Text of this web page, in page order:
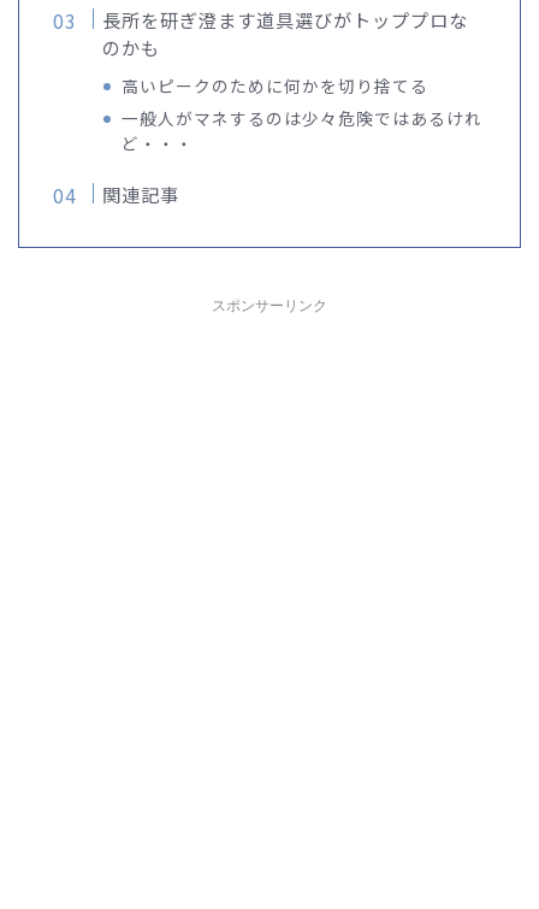
長所を研ぎ澄ます道具選びがトッププロな
のかも
高いピークのために何かを切り捨てる
一般人がマネするのは少々危険ではあるけれ
ど・・・
関連記事
スポンサーリンク